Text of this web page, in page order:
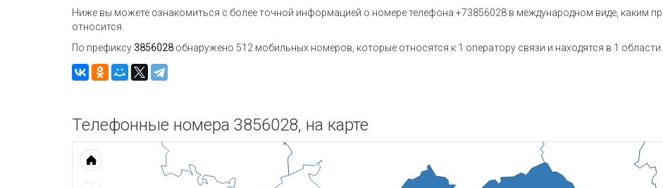
Ниже вы можете ознакомиться с более точной информацией о номере телефона +73856028 в международном виде, каким
относится.
По префиксу 3856028обнаружено 512 мобильных номеров, которые относятся к 1 оператору связи и находятся в 1 области.
Телефонные номера 3856028, на карте